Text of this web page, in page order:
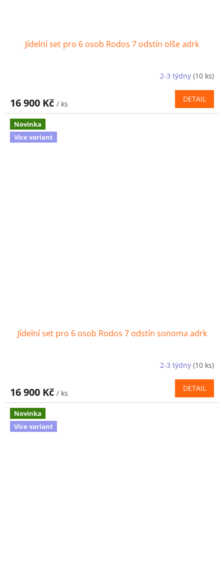
Jídelní set pro 6 osob Rodos 7 odstín olše adrk
2-3 týdny (10 ks)
16 900 Kč / ks
DETAIL
Novinka
Více variant
Jídelní set pro 6 osob Rodos 7 odstín sonoma adrk
2-3 týdny (10 ks)
16 900 Kč / ks
DETAIL
Novinka
Více variant